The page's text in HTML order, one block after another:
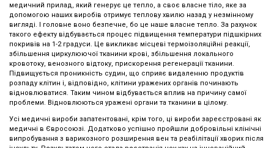
медичний прилад, який генерує це тепло, а своє власне тіло, яке за
допомогою наших виробів отримує теплову хвилю назад у незмінному
вигляді. І головне воно безпечне, бо це наше власне тепло. За рахунок
такого ефекту відбувається процес підвищення температури підшкірних
покривів на 1-2 градуси. Це викликає місцеві термоізоляційні реакції,
збільшення циркулюючої тканини крові, збільшення локального
кровотоку, венозного відтоку, прискорення регенерації тканини.
Підвищується проникність судин, що сприяє видаленню продуктів
розпаду клітин і, відповідно, клітини уражених органів починають
відновлюватися. Таким чином відбувається вплив на причину самої
проблеми. Відновлюються уражені органи та тканини в цілому.
Усі медичні вироби запатентовані, крім того, ці вироби зареєстровані як
медичні в Євросоюзі. Додатково успішно пройшли добровільні клінічні
випробування з варикозного розширення вен та реабілітації хворих після